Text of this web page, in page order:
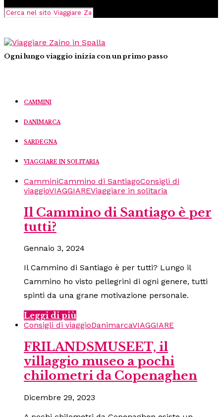
Ogni lungo viaggio inizia con un primo passo
CAMMINI
DANIMARCA
SARDEGNA
VIAGGIARE IN SOLITARIA
CamminiCammino di SantiagoConsigli di
viaggioVIAGGIAREViaggiare in solitaria
Il Cammino di Santiago è per
tutti?
Gennaio 3, 2024
Il Cammino di Santiago è per tutti? Lungo il
Cammino ho visto pellegrini di ogni genere, tutti
spinti da una grane motivazione personale.
Leggi di più
Consigli di viaggioDanimarcaVIAGGIARE
FRILANDSMUSEET, il
villaggio museo a pochi
chilometri da Copenaghen
Dicembre 29, 2023